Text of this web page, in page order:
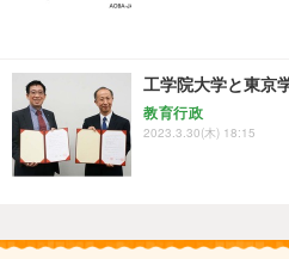
工学院大学と東京
教育行政
2023.3.30(木) 18:15